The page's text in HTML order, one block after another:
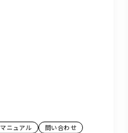
マニュアル
問い合わせ